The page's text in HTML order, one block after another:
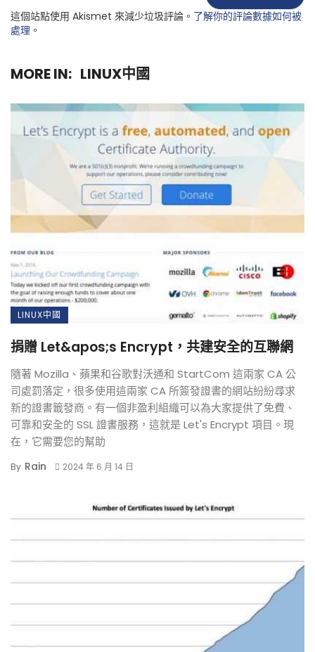
這個站點使用 Akismet 來減少垃圾評論。 了解你的評論數據如何被
處理 。
MORE IN: LINUX中國
LINUX中國
捐贈 Let&apos;s Encrypt，共建安全的互聯網
隨著 Mozilla、蘋果和谷歌對沃通和 StartCom 這兩家 CA 公
司處罰落定，很多使用這兩家 CA 所簽發證書的網站紛紛尋求
新的證書籤發商。有一個非盈利組織可以為大家提供了免費、
可靠和安全的 SSL 證書服務，這就是 Let's Encrypt 項目。現
在，它需要您的幫助
By Rain 2024 年 6 月 14 日